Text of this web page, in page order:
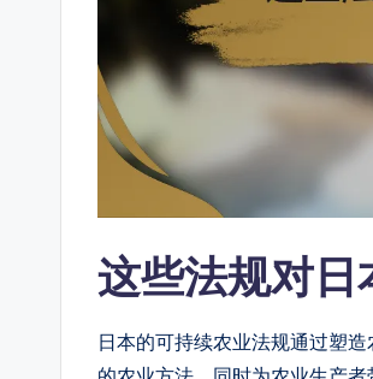
这些法规对日
日本的可持续农业法规通过塑